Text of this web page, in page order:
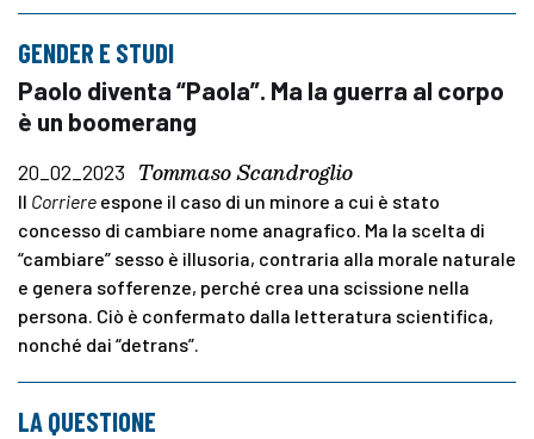
GENDER E STUDI
Paolo diventa “Paola”. Ma la guerra al corpo
è un boomerang
20_02_2023 Tommaso Scandroglio
Il Corriere espone il caso di un minore a cui è stato
concesso di cambiare nome anagrafico. Ma la scelta di
“cambiare” sesso è illusoria, contraria alla morale naturale
e genera sofferenze, perché crea una scissione nella
persona. Ciò è confermato dalla letteratura scientifica,
nonché dai “detrans”.
LA QUESTIONE